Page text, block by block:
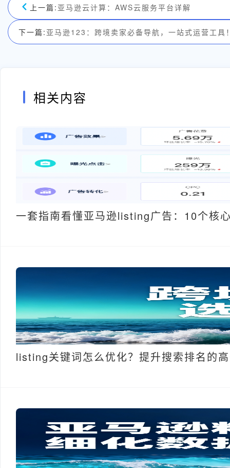
上一篇: 亚马逊云计算：AWS云服务平台详解
下一篇: 亚马逊123：跨境卖家必备导航，一站式运营工具
相关内容
一套指南看懂亚马逊listing广告：10个核
listing关键词怎么优化？提升搜索排名的